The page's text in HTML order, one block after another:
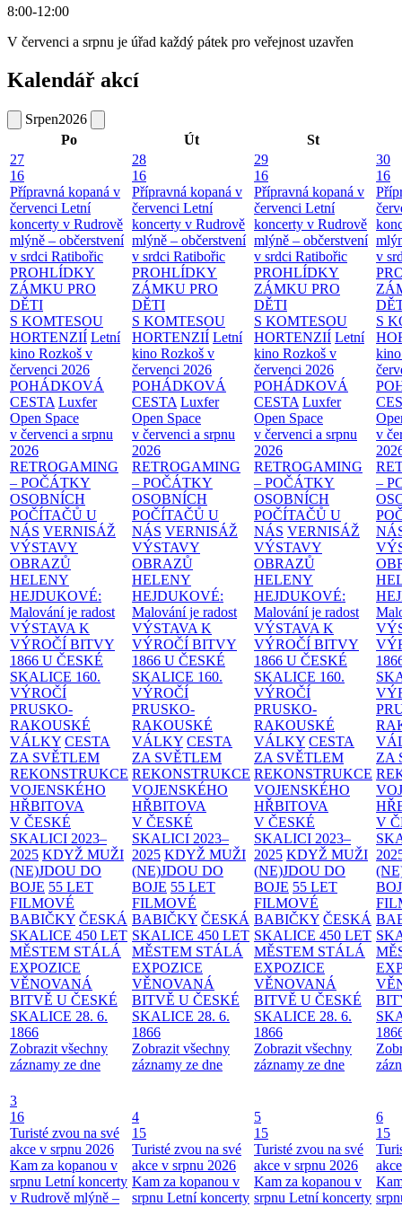
8:00-12:00
V červenci a srpnu je úřad každý pátek pro veřejnost uzavřen
Kalendář akcí
Srpen2026
Po
Út
St
27
16
Přípravná kopaná v
červenci Letní
koncerty v Rudrově
mlýně – občerstvení
v srdci Ratibořic
PROHLÍDKY
ZÁMKU PRO
DĚTI
S KOMTESOU
HORTENZIÍ Letní
kino Rozkoš v
červenci 2026
POHÁDKOVÁ
CESTA Luxfer
Open Space
v červenci a srpnu
2026
RETROGAMING
– POČÁTKY
OSOBNÍCH
POČÍTAČŮ U
NÁS VERNISÁŽ
VÝSTAVY
OBRAZŮ
HELENY
HEJDUKOVÉ:
Malování je radost
VÝSTAVA K
VÝROČÍ BITVY
1866 U ČESKÉ
SKALICE 160.
VÝROČÍ
PRUSKO-
RAKOUSKÉ
VÁLKY CESTA
ZA SVĚTLEM
REKONSTRUKCE
VOJENSKÉHO
HŘBITOVA
V ČESKÉ
SKALICI 2023–
2025 KDYŽ MUŽI
(NE)JDOU DO
BOJE 55 LET
FILMOVÉ
BABIČKY ČESKÁ
SKALICE 450 LET
MĚSTEM STÁLÁ
EXPOZICE
VĚNOVANÁ
BITVĚ U ČESKÉ
SKALICE 28. 6.
1866
Zobrazit všechny
záznamy ze dne
28
16
Přípravná kopaná v
červenci Letní
koncerty v Rudrově
mlýně – občerstvení
v srdci Ratibořic
PROHLÍDKY
ZÁMKU PRO
DĚTI
S KOMTESOU
HORTENZIÍ Letní
kino Rozkoš v
červenci 2026
POHÁDKOVÁ
CESTA Luxfer
Open Space
v červenci a srpnu
2026
RETROGAMING
– POČÁTKY
OSOBNÍCH
POČÍTAČŮ U
NÁS VERNISÁŽ
VÝSTAVY
OBRAZŮ
HELENY
HEJDUKOVÉ:
Malování je radost
VÝSTAVA K
VÝROČÍ BITVY
1866 U ČESKÉ
SKALICE 160.
VÝROČÍ
PRUSKO-
RAKOUSKÉ
VÁLKY CESTA
ZA SVĚTLEM
REKONSTRUKCE
VOJENSKÉHO
HŘBITOVA
V ČESKÉ
SKALICI 2023–
2025 KDYŽ MUŽI
(NE)JDOU DO
BOJE 55 LET
FILMOVÉ
BABIČKY ČESKÁ
SKALICE 450 LET
MĚSTEM STÁLÁ
EXPOZICE
VĚNOVANÁ
BITVĚ U ČESKÉ
SKALICE 28. 6.
1866
Zobrazit všechny
záznamy ze dne
29
16
Přípravná kopaná v
červenci Letní
koncerty v Rudrově
mlýně – občerstvení
v srdci Ratibořic
PROHLÍDKY
ZÁMKU PRO
DĚTI
S KOMTESOU
HORTENZIÍ Letní
kino Rozkoš v
červenci 2026
POHÁDKOVÁ
CESTA Luxfer
Open Space
v červenci a srpnu
2026
RETROGAMING
– POČÁTKY
OSOBNÍCH
POČÍTAČŮ U
NÁS VERNISÁŽ
VÝSTAVY
OBRAZŮ
HELENY
HEJDUKOVÉ:
Malování je radost
VÝSTAVA K
VÝROČÍ BITVY
1866 U ČESKÉ
SKALICE 160.
VÝROČÍ
PRUSKO-
RAKOUSKÉ
VÁLKY CESTA
ZA SVĚTLEM
REKONSTRUKCE
VOJENSKÉHO
HŘBITOVA
V ČESKÉ
SKALICI 2023–
2025 KDYŽ MUŽI
(NE)JDOU DO
BOJE 55 LET
FILMOVÉ
BABIČKY ČESKÁ
SKALICE 450 LET
MĚSTEM STÁLÁ
EXPOZICE
VĚNOVANÁ
BITVĚ U ČESKÉ
SKALICE 28. 6.
1866
Zobrazit všechny
záznamy ze dne
30
16
v
S
v
–
ZA
V
3
16
Turisté zvou na své
akce v srpnu 2026
Kam za kopanou v
srpnu Letní koncerty
v Rudrově mlýně –
4
15
Turisté zvou na své
akce v srpnu 2026
Kam za kopanou v
srpnu Letní koncerty
5
15
Turisté zvou na své
akce v srpnu 2026
Kam za kopanou v
srpnu Letní koncerty
6
15